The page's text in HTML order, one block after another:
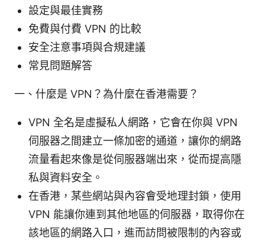
設定與最佳實務
免費與付費 VPN 的比較
安全注意事項與合規建議
常見問題解答
一、什麼是 VPN？為什麼在香港需要？
VPN 全名是虛擬私人網路，它會在你與 VPN
伺服器之間建立一條加密的通道，讓你的網路
流量看起來像是從伺服器端出來，從而提高隱
私與資料安全。
在香港，某些網站與內容會受地理封鎖，使用
VPN 能讓你連到其他地區的伺服器，取得你在
該地區的網路入口，進而訪問被限制的內容或